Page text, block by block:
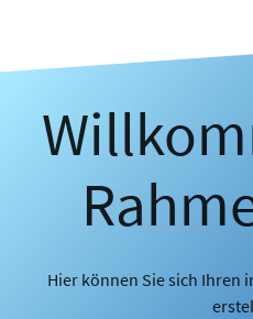
Hier können Sie sich Ihren